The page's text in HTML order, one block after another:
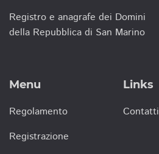
Registro e anagrafe dei Domini
della Repubblica di San Marino
Menu
Regolamento
Registrazione
Links
Contatti